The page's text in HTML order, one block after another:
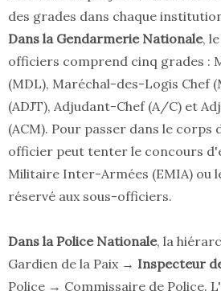
des grades dans chaque
Dans la Gendarmerie Nationale,
officiers comprend cinq grades :
(MDL), Maréchal-des-Logis Chef
(ADJT), Adjudant-Chef (A/C) et
(ACM). Pour passer dans le corps
officier peut tenter le concours
Militaire Inter-Armées (EMIA) ou
réservé aux sous-officiers.
Dans la Police Nationale, la
Gardien de la Paix → Inspecteur
Police → Commissaire de Police.